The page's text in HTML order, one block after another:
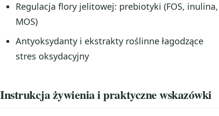
Regulacja flory jelitowej: prebiotyki (FOS, inulina,
MOS)
Antyoksydanty i ekstrakty roślinne łagodzące
stres oksydacyjny
Instrukcja żywienia i praktyczne wskazówki